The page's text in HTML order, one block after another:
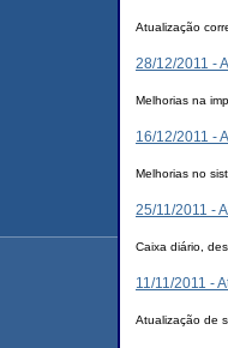
Atualização
28/12/2011 -
Melhorias na
16/12/2011 -
Melhorias no
25/11/2011 -
Caixa diário,
11/11/2011 -
Atualização de